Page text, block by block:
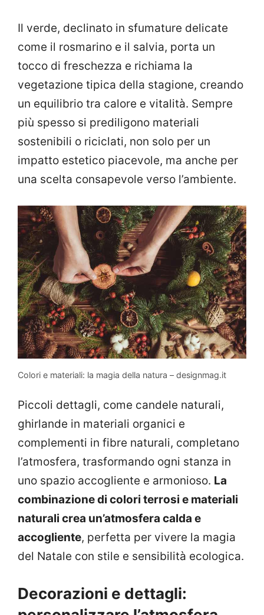
Il verde, declinato in sfumature delicate
come il rosmarino e il salvia, porta un
tocco di freschezza e richiama la
vegetazione tipica della stagione, creando
un equilibrio tra calore e vitalità. Sempre
più spesso si prediligono materiali
sostenibili o riciclati, non solo per un
impatto estetico piacevole, ma anche per
una scelta consapevole verso l’ambiente.
Colori e materiali: la magia della natura – designmag.it
Piccoli dettagli, come candele naturali,
ghirlande in materiali organici e
complementi in fibre naturali, completano
l’atmosfera, trasformando ogni stanza in
uno spazio accogliente e armonioso. La
combinazione di colori terrosi e materiali
naturali crea un’atmosfera calda e
accogliente, perfetta per vivere la magia
del Natale con stile e sensibilità ecologica.
Decorazioni e dettagli: